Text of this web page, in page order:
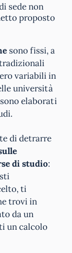
sede non
proposto
sono fissi, a
variabili in
università
elaborati
di detrarre
di studio:
ti
trovi in
da un
un calcolo